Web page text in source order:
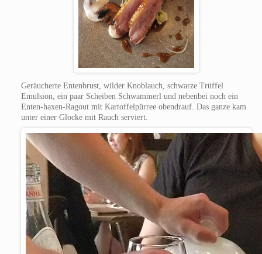
Geräucherte Entenbrust, wilder Knoblauch, schwarze Trüffel
Emulsion, ein paar Scheiben Schwammerl und nebenbei noch ein
Enten-haxen-Ragout mit Kartoffelpürree obendrauf. Das ganze kam
unter einer Glocke mit Rauch serviert.